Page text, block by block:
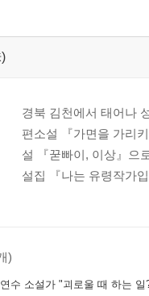
경북 김천에서 태어나
편소설 『가면을 가리
설 『꾿빠이, 이상』으
설집 『나는 유령작가
)
설가 "괴로울 때 하는 일? 시급하게 나무